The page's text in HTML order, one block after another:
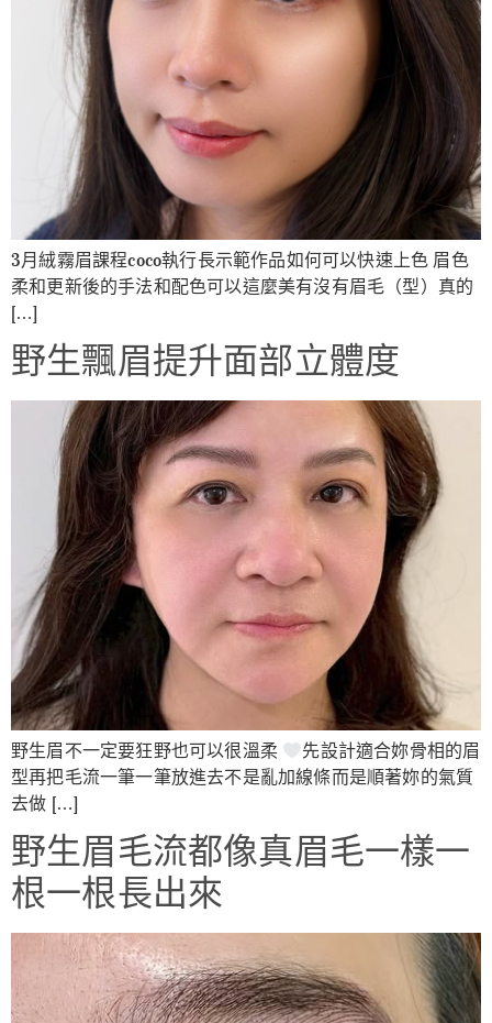
3月絨霧眉課程coco執行長示範作品如何可以快速上色 眉色
柔和更新後的手法和配色可以這麼美有沒有眉毛（型）真的
[…]
野生飄眉提升面部立體度
野生眉不一定要狂野也可以很溫柔
先設計適合妳骨相的眉
型再把毛流一筆一筆放進去不是亂加線條而是順著妳的氣質
去做 […]
野生眉毛流都像真眉毛一樣一
根一根長出來